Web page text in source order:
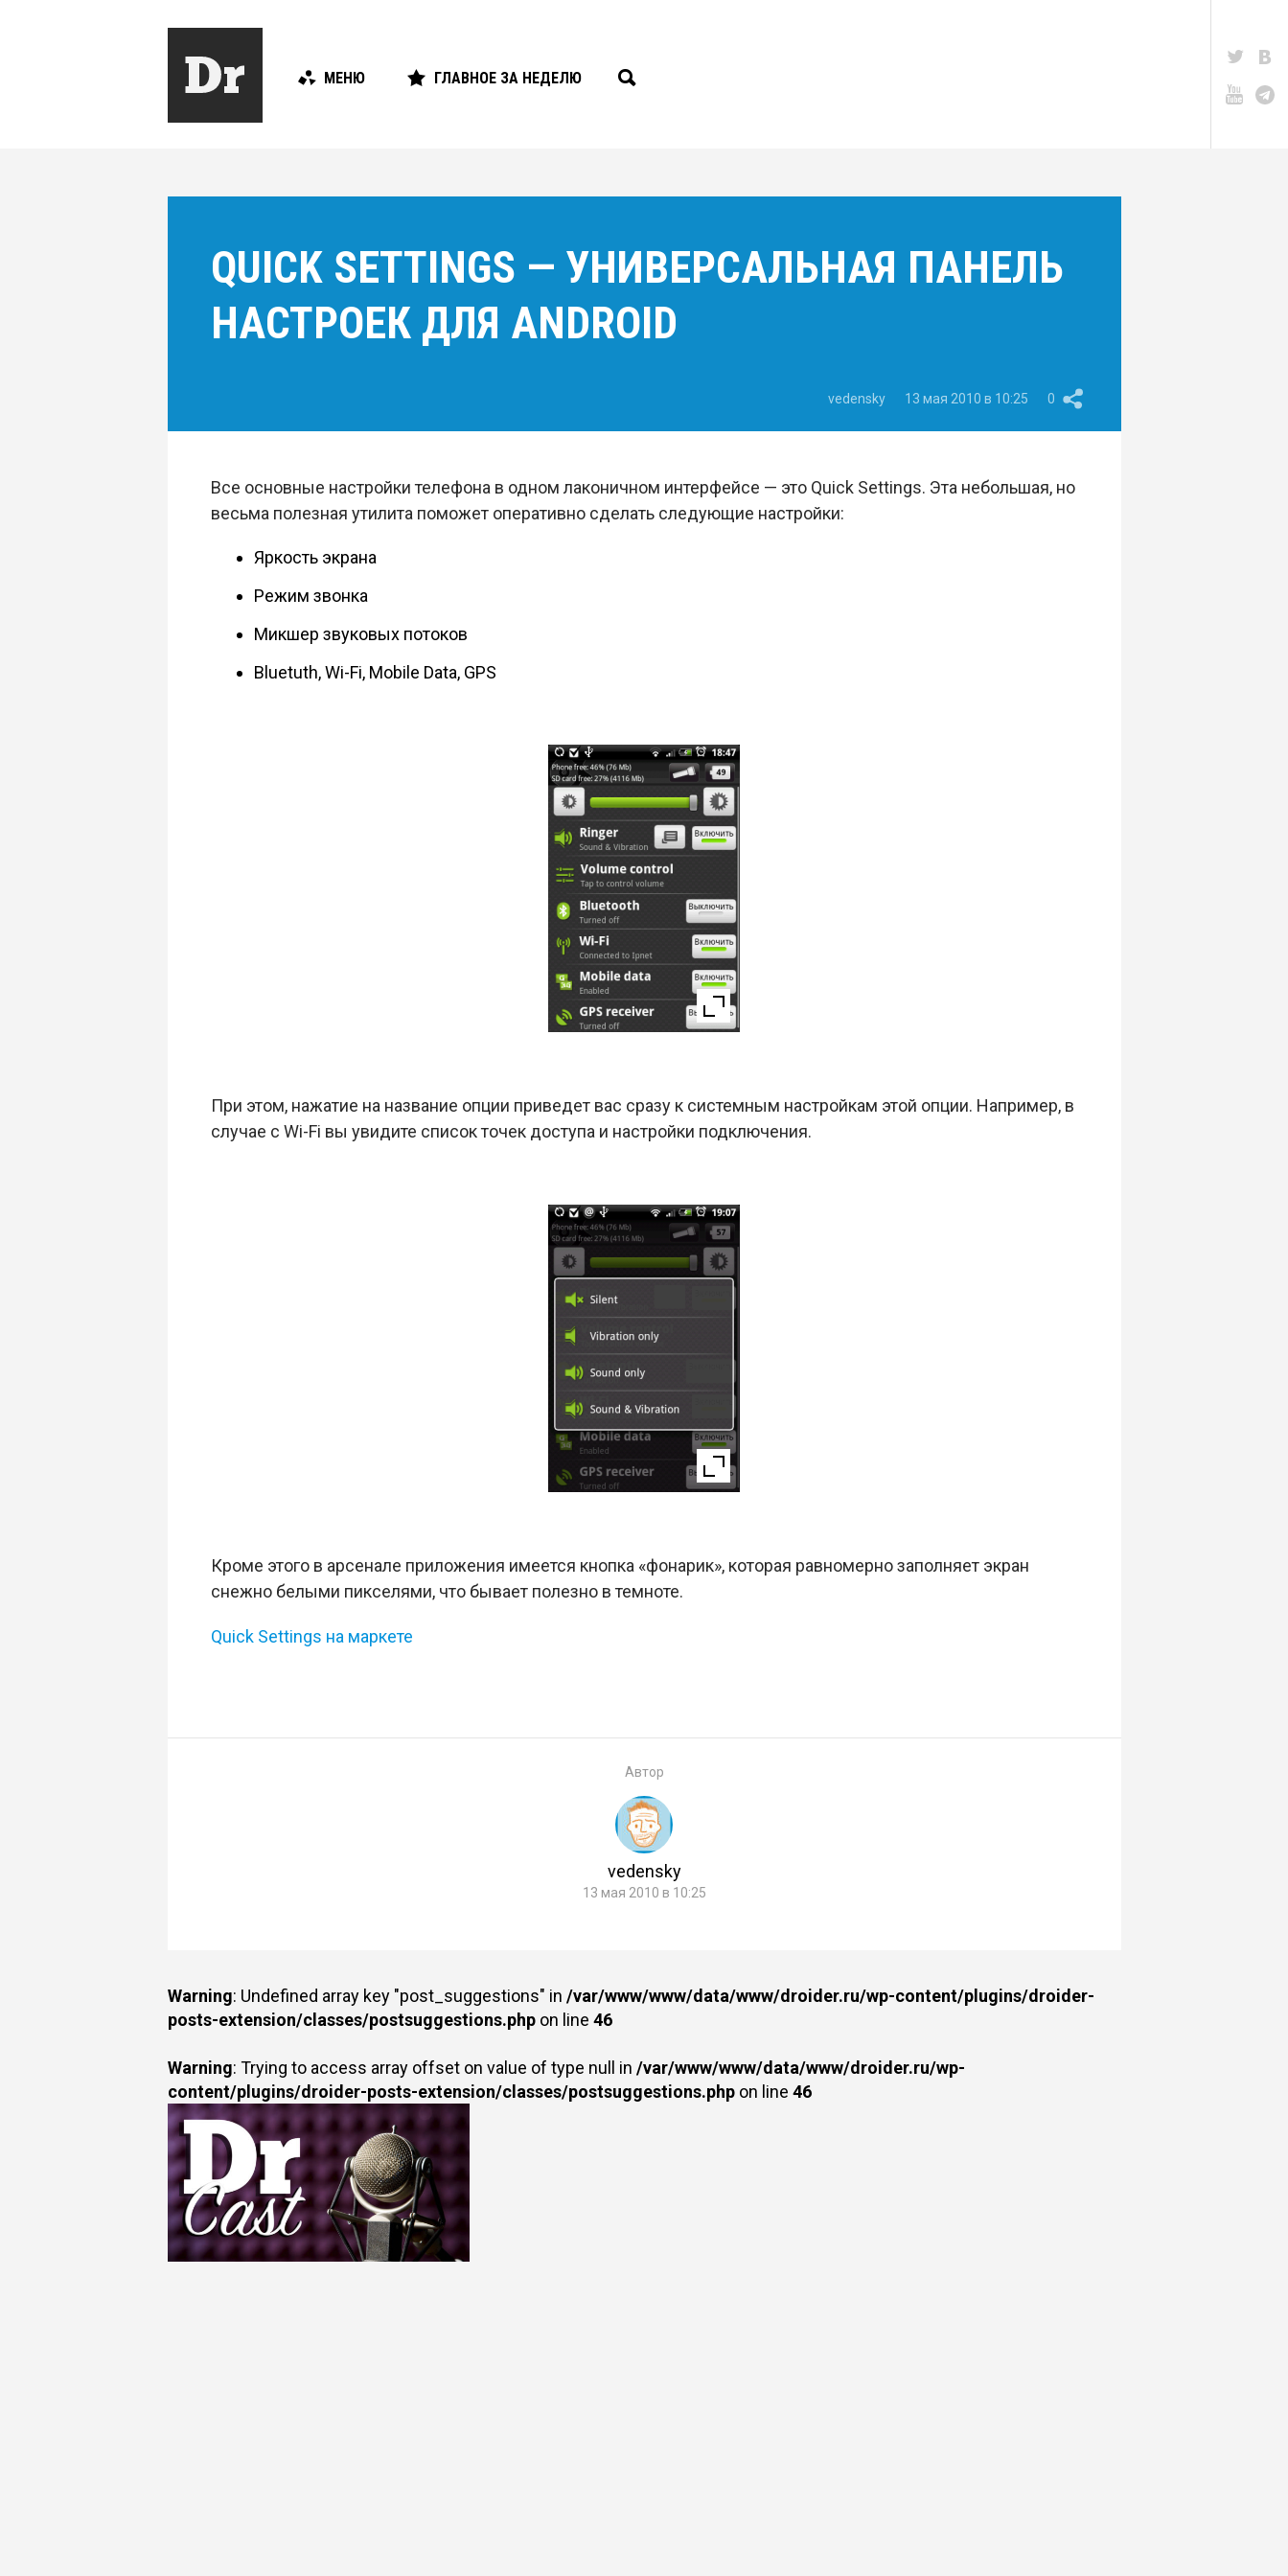
МЕНЮ ГЛАВНОЕ ЗА НЕДЕЛЮ
QUICK SETTINGS — УНИВЕРСАЛЬНАЯ ПАНЕЛЬ
НАСТРОЕК ДЛЯ ANDROID
vedensky 13 мая 2010 в 10:25 0
Все основные настройки телефона в одном лаконичном интерфейсе — это Quick Settings. Эта небольшая, но
весьма полезная утилита поможет оперативно сделать следующие настройки:
Яркость экрана
Режим звонка
Микшер звуковых потоков
Bluetuth, Wi-Fi, Mobile Data, GPS
При этом, нажатие на название опции приведет вас сразу к системным настройкам этой опции. Например, в
случае с Wi-Fi вы увидите список точек доступа и настройки подключения.
Кроме этого в арсенале приложения имеется кнопка «фонарик», которая равномерно заполняет экран
снежно белыми пикселями, что бывает полезно в темноте.
Quick Settings на маркете
Автор
vedensky
13 мая 2010 в 10:25
Warning: Undefined array key "post_suggestions" in /var/www/www/data/www/droider.ru/wp-content/plugins/droider-
posts-extension/classes/postsuggestions.phpon line 46
Warning: Trying to access array offset on value of type null in /var/www/www/data/www/droider.ru/wp-
content/plugins/droider-posts-extension/classes/postsuggestions.phpon line 46